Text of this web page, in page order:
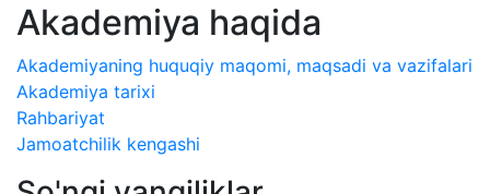
Akademiya haqida
Akademiyaning huquqiy maqomi, maqsadi va vazifalari
Akademiya tarixi
Rahbariyat
Jamoatchilik kengashi